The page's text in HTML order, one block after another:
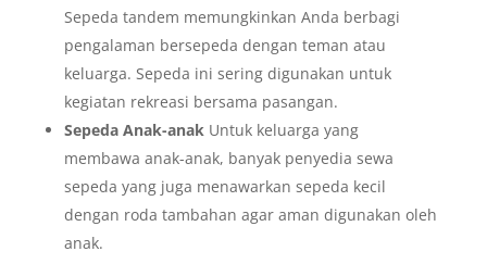
Sepeda tandem memungkinkan Anda berbagi
pengalaman bersepeda dengan teman atau
keluarga. Sepeda ini sering digunakan untuk
kegiatan rekreasi bersama pasangan.
Sepeda Anak-anak Untuk keluarga yang
membawa anak-anak, banyak penyedia sewa
sepeda yang juga menawarkan sepeda kecil
dengan roda tambahan agar aman digunakan oleh
anak.